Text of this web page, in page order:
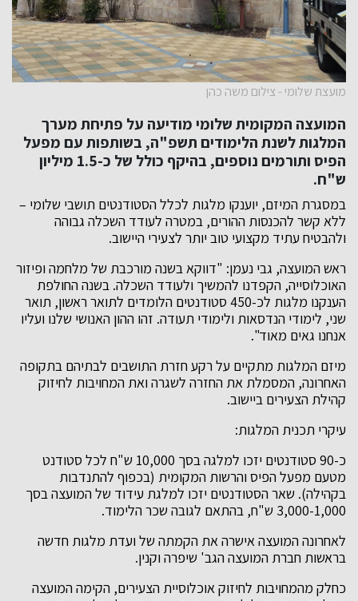
מועצת שלומי - צילום משה כהן
המועצה המקומית שלומי מודיעה על פתיחת מערך
המלגות לשנת הלימודים תשפ"ה, בשותפות עם מפעל
הפיס ותורמים נוספים, בהיקף כולל של כ-1.5 מיליון
ש"ח.
במסגרת המיזם, יוענקו מלגות לכלל הסטודנטים תושבי שלומי –
ללא קשר להכנסות ההורים, במטרה לעודד השכלה גבוהה
ולהבטיח עתיד מקצועי טוב יותר לצעירי היישוב.
ראש המועצה, גבי נעמן: "דווקא בשנה מורכבת של מלחמה ופיזור
האוכלוסייה, הקפדנו להמשיך ולעודד השכלה. בשנה החולפת
הענקנו מלגות לכ-450 סטודנטים הלומדים לתואר ראשון, תואר
שני, לימודי הנדסאות ולימודי תעודה. זהו ההון האנושי שלנו ועליו
אנחנו גאים מאוד".
מיזם המלגות מתקיים על רקע חזרת התושבים לבתיהם בתקופה
האחרונה, המסמלת את החזרה לשגרה ואת המחויבות לחיזוק
קהילת הצעירים ביישוב.
עיקרי תכנית המלגות:
כ-90 סטודנטים יזכו למלגה בסך 10,000 ש"ח לכל סטודנט
מטעם מפעל הפיס והרשות המקומית (בכפוף להתנדבות
בקהילה). שאר הסטודנטים יזכו למלגת עידוד של המועצה בסך
3,000-1,000 ש"ח, בהתאם לגובה שכר הלימוד.
לאחרונה המועצה אישרה את הקמתה של ועדת מלגות חדשה
בראשות חברת המועצה הגב' שיפרה וקנין.
כחלק מהמחויבות לחיזוק אוכלוסיית הצעירים, הקימה המועצה